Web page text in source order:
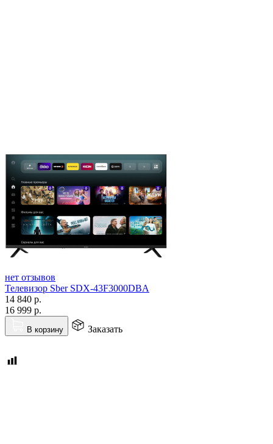
нет отзывов
Телевизор Sber SDX-43F3000DBA
14 840 р.
16 999 р.
В корзину Заказать